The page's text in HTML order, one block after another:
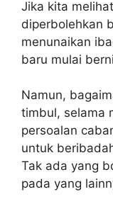
Jika kita
diperbolehkan
menunaikan
baru mulai
Namun,
timbul, selama
persoalan
untuk
Tak ada yang
pada yang